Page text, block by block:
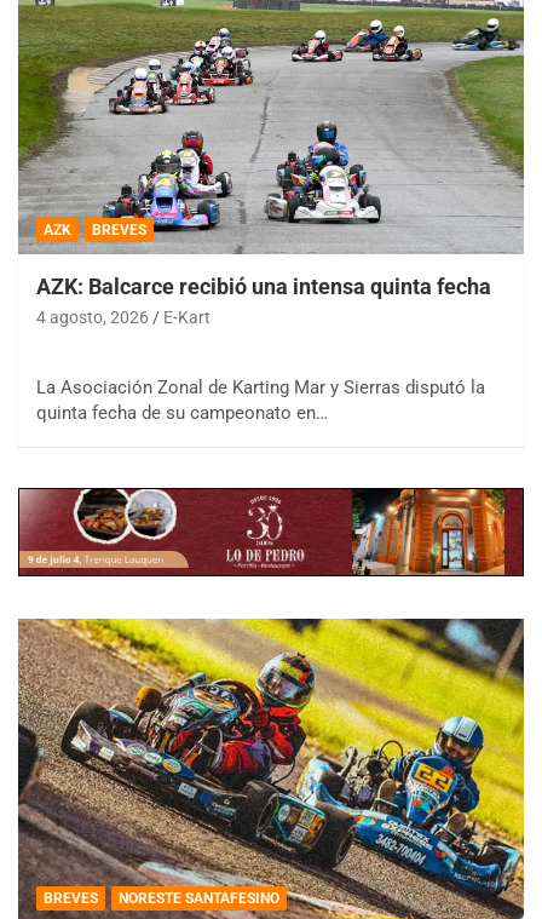
AZK BREVES
AZK: Balcarce recibió una intensa quinta fecha
4 agosto, 2026 E-Kart
La Asociación Zonal de Karting Mar y Sierras disputó la
quinta fecha de su campeonato en…
BREVES NORESTE SANTAFESINO